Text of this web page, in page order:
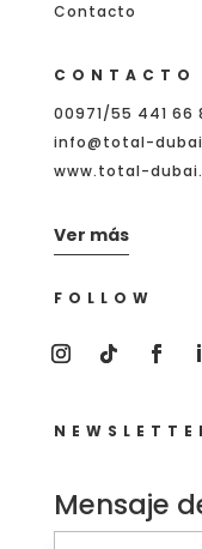
Contacto
CONTACTO
00971/55 441 66
info@total-
www.total-
Ver más
FOLLOW
Mensaje